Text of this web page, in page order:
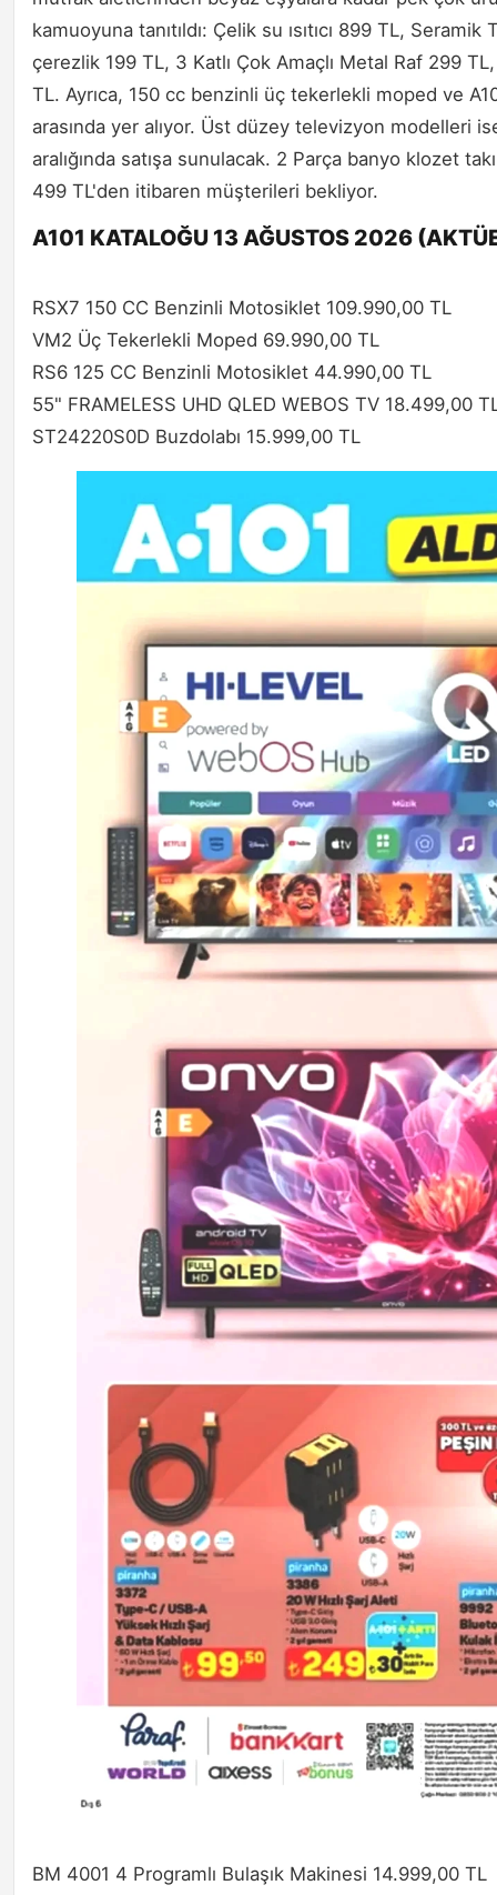
kamuoyuna tanıtıldı: Çelik su ısıtıcı 899 TL,
çerezlik 199 TL, 3 Katlı Çok Amaçlı Metal Raf 299
TL. Ayrıca, 150 cc benzinli üç tekerlekli moped ve
arasında yer alıyor. Üst düzey televizyon modelleri
aralığında satışa sunulacak. 2 Parça banyo klozet
499 TL'den itibaren müşterileri bekliyor.
A101 KATALOĞU 13 AĞUSTOS 2026
RSX7 150 CC Benzinli Motosiklet 109.990,00 TL
VM2 Üç Tekerlekli Moped 69.990,00 TL
RS6 125 CC Benzinli Motosiklet 44.990,00 TL
55" FRAMELESS UHD QLED WEBOS TV 18.499,00
ST24220S0D Buzdolabı 15.999,00 TL
BM 4001 4 Programlı Bulaşık Makinesi 14.999,00 TL